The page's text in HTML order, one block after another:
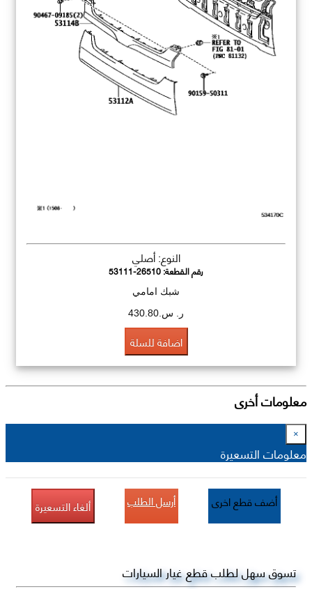
النوع: أصلي
رقم القطعة:53111-26510
شبك امامي
ر. س.430.80
اضافة للسلة
معلومات أخرى
×
معلومات التسعيرة
أضف قطع اخرى أرسل الطلب ألغاء التسعيرة
تسوق سهل لطلب قطع غيار السيارات